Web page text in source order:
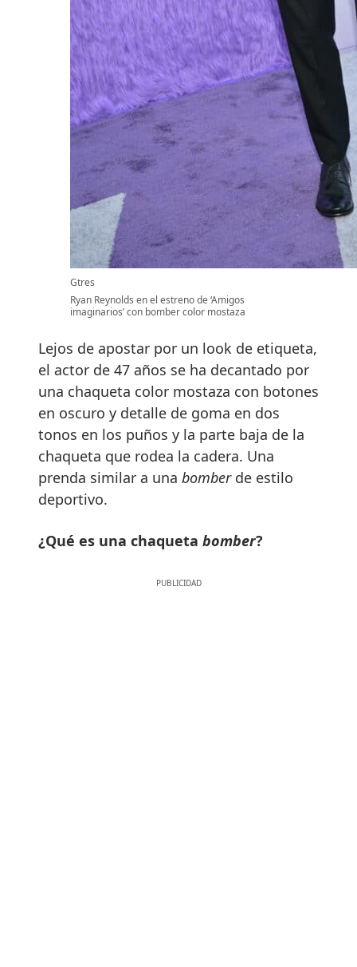
Gtres
Ryan Reynolds en el estreno de ‘Amigos
imaginarios’ con bomber color mostaza
Lejos de apostar por un look de etiqueta,
el actor de 47 años se ha decantado por
una chaqueta color mostaza con botones
en oscuro y detalle de goma en dos
tonos en los puños y la parte baja de la
chaqueta que rodea la cadera. Una
prenda similar a una bomberde estilo
deportivo.
¿Qué es una chaqueta bomber?